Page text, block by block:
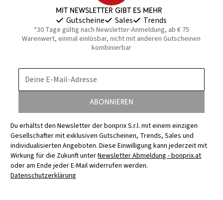
Mit Newsletter gibt es mehr
Gutscheine Sales Trends
*30 Tage gültig nach Newsletter-Anmeldung, ab € 75
Warenwert, einmal einlösbar, nicht mit anderen Gutscheinen
kombinierbar
Deine E-Mail-Adresse
Abonnieren
Du erhältst den Newsletter der bonprix S.r.l. mit einem einzigen
Gesellschafter mit exklusiven Gutscheinen, Trends, Sales und
individualisierten Angeboten. Diese Einwilligung kann jederzeit mit
Wirkung für die Zukunft unterNewsletter Abmeldung - bonprix.at
oder am Ende jeder E-Mail widerrufen werden.
Datenschutzerklärung